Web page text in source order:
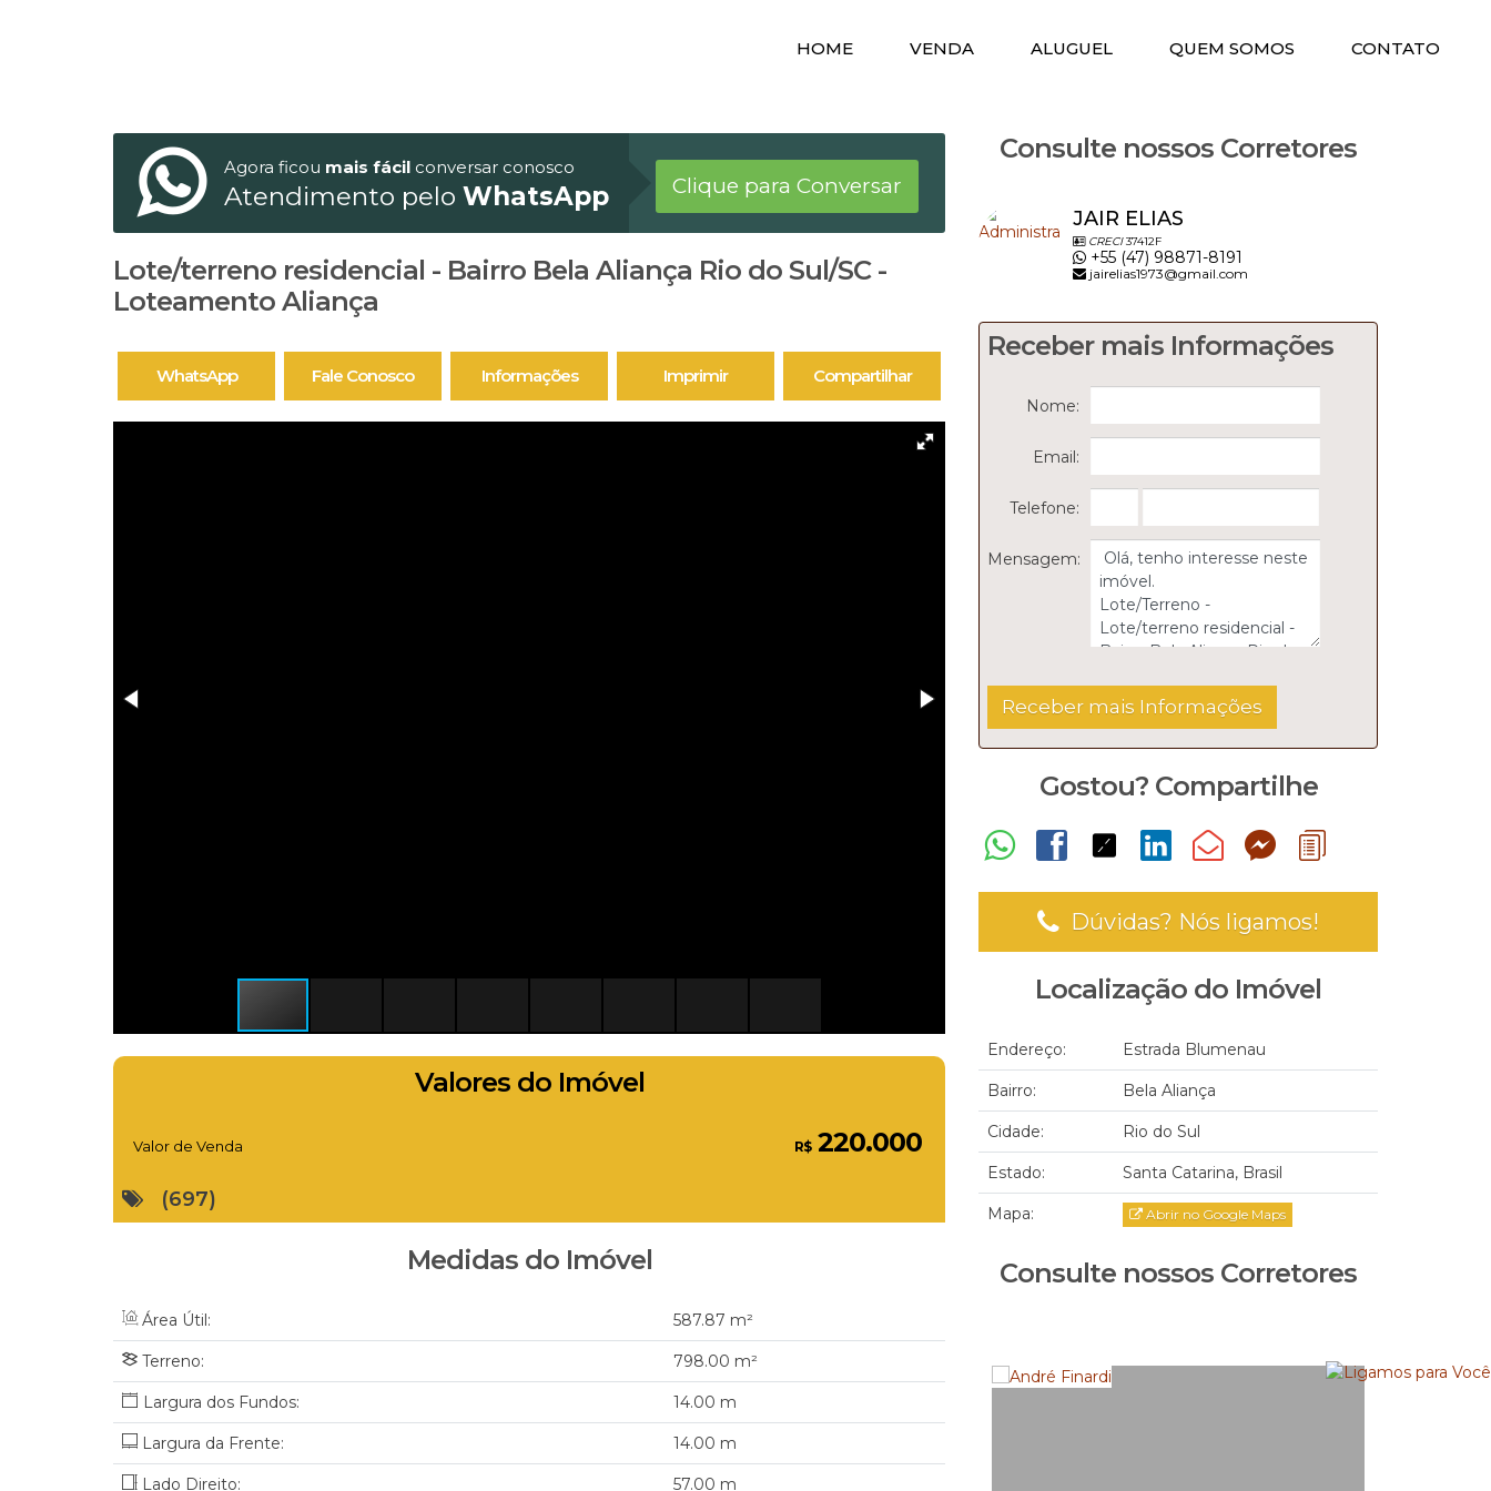
CONTATO
QUEM SOMOS
ALUGUEL
VENDA
HOME
Agora ficou mais fácil conversar conosco
Atendimento pelo WhatsApp Clique para Conversar
Lote/terreno residencial - Bairro Bela Aliança Rio do Sul/SC -
Loteamento Aliança
WhatsApp Fale Conosco Informações Imprimir Compartilhar
Valores do Imóvel
R$220.000
Valor de Venda
(697)
Medidas do Imóvel
Área Útil: 587.87 m²
Terreno: 798.00 m²
14.00 m
Largura da Frente: 14.00 m
Lado Direito: 57.00 m
Consulte nossos Corretores
JAIR ELIAS
CRECI37412F
+55 (47) 98871-8191
jairelias1973@gmail.com
Receber mais Informações
Nome:
Email:
Telefone:
Mensagem:
Gostou? Compartilhe
Dúvidas? Nós ligamos!
Localização do Imóvel
Endereço: Estrada Blumenau
Bairro: Bela Aliança
Cidade: Rio do Sul
Estado: Santa Catarina, Brasil
Mapa: Abrir no Google Maps
Consulte nossos Corretores